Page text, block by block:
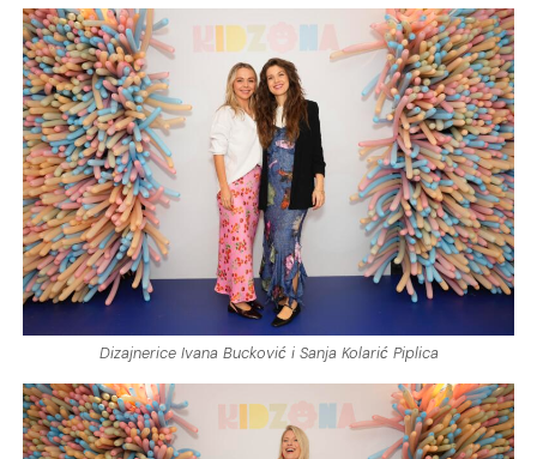
Dizajnerice Ivana Bucković i Sanja Kolarić Piplica